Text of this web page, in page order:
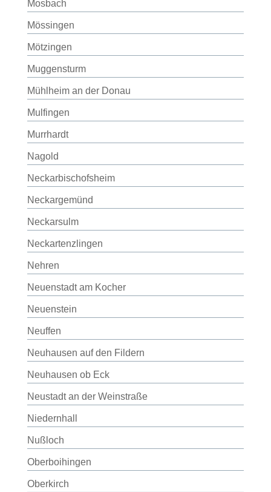
Mosbach
Mössingen
Mötzingen
Muggensturm
Mühlheim an der Donau
Mulfingen
Murrhardt
Nagold
Neckarbischofsheim
Neckargemünd
Neckarsulm
Neckartenzlingen
Nehren
Neuenstadt am Kocher
Neuenstein
Neuffen
Neuhausen auf den Fildern
Neuhausen ob Eck
Neustadt an der Weinstraße
Niedernhall
Nußloch
Oberboihingen
Oberkirch